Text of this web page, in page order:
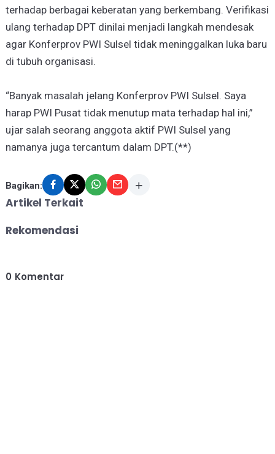
terhadap berbagai keberatan yang berkembang. Verifikasi
ulang terhadap DPT dinilai menjadi langkah mendesak
agar Konferprov PWI Sulsel tidak meninggalkan luka baru
di tubuh organisasi.
“Banyak masalah jelang Konferprov PWI Sulsel. Saya
harap PWI Pusat tidak menutup mata terhadap hal ini,”
ujar salah seorang anggota aktif PWI Sulsel yang
namanya juga tercantum dalam DPT.(**)
Bagikan:
Artikel Terkait
Rekomendasi
0 Komentar